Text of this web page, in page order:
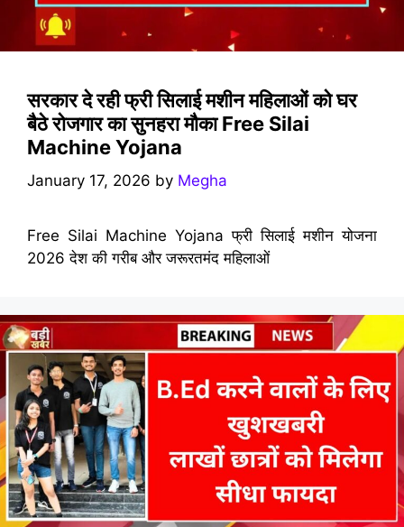
सरकार दे रही फ्री सिलाई मशीन महिलाओं को घर
बैठे रोजगार का सुनहरा मौका Free Silai
Machine Yojana
January 17, 2026 by Megha
Free Silai Machine Yojana फ्री सिलाई मशीन योजना
2026 देश की गरीब और जरूरतमंद महिलाओं